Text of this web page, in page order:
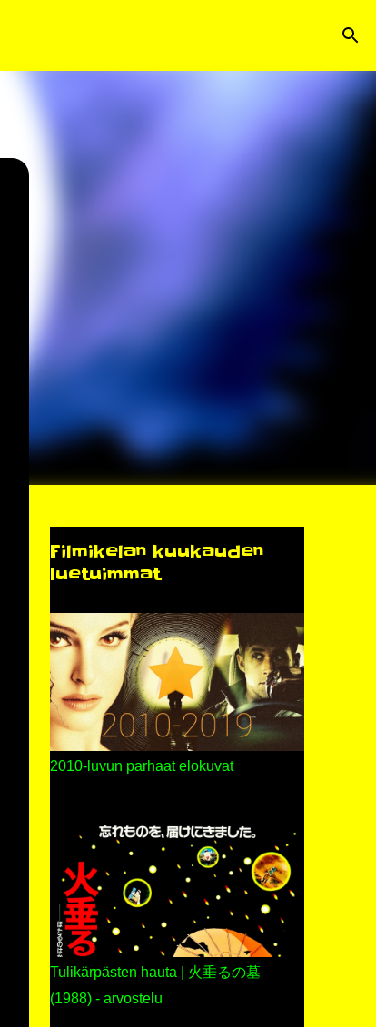
Filmikelan kuukauden
luetuimmat
2010-luvun parhaat elokuvat
Tulikärpästen hauta | 火垂るの墓
(1988) - arvostelu